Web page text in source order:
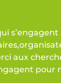
aux
pour